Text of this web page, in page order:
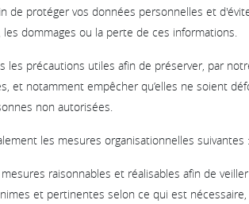
de protéger vos données personnelles et
dommages ou la perte de ces informations.
les précautions utiles afin de préserver, par
et notamment empêcher qu’elles ne soient
non autorisées.
les mesures organisationnelles suivantes :
raisonnables et réalisables afin de
et pertinentes selon ce qui est